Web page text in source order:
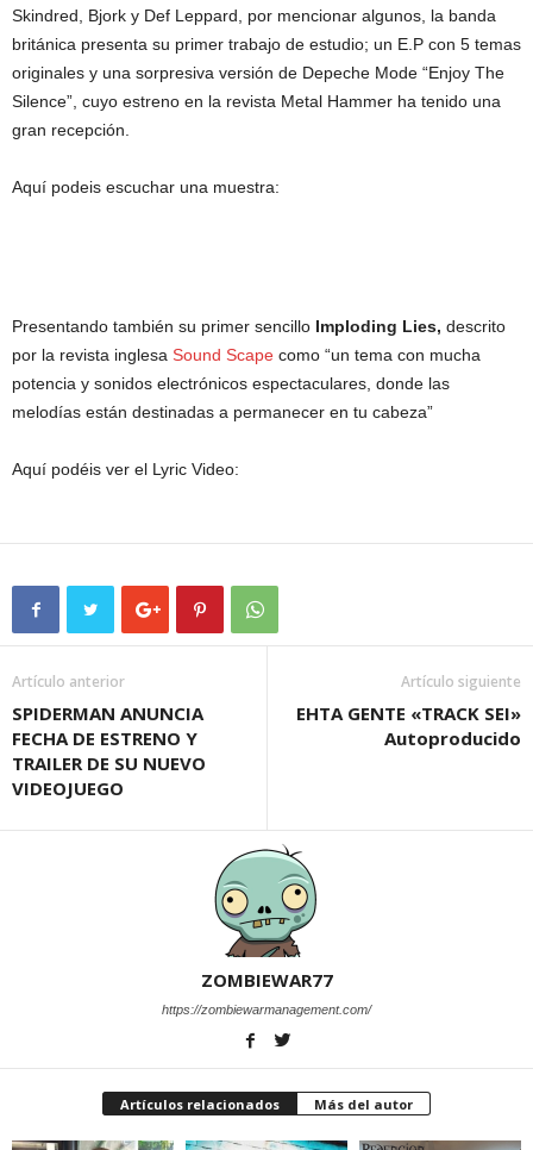
Skindred, Bjork y Def Leppard, por mencionar algunos, la banda
británica presenta su primer trabajo de estudio; un E.P con 5 temas
originales y una sorpresiva versión de Depeche Mode “Enjoy The
Silence”, cuyo estreno en la revista Metal Hammer ha tenido una
gran recepción.
Aquí podeis escuchar una muestra:
Presentando también su primer sencillo Imploding Lies, descrito
por la revista inglesa Sound Scape como “un tema con mucha
potencia y sonidos electrónicos espectaculares, donde las
melodías están destinadas a permanecer en tu cabeza”
Aquí podéis ver el Lyric Video:
Artículo anterior
SPIDERMAN ANUNCIA
FECHA DE ESTRENO Y
TRAILER DE SU NUEVO
VIDEOJUEGO
Artículo siguiente
EHTA GENTE «TRACK SEI»
Autoproducido
ZOMBIEWAR77
https://zombiewarmanagement.com/
Artículos relacionados Más del autor